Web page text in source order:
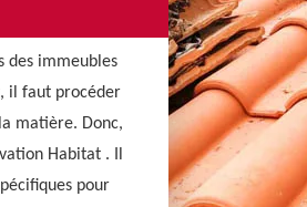
des immeubles
il faut procéder
matière. Donc,
Habitat . Il
pour